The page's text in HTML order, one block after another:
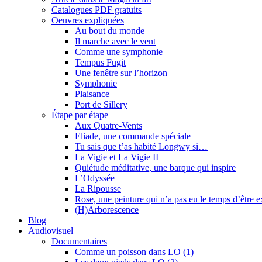
Catalogues PDF gratuits
Oeuvres expliquées
Au bout du monde
Il marche avec le vent
Comme une symphonie
Tempus Fugit
Une fenêtre sur l’horizon
Symphonie
Plaisance
Port de Sillery
Étape par étape
Aux Quatre-Vents
Eliade, une commande spéciale
Tu sais que t’as habité Longwy si…
La Vigie et La Vigie II
Quiétude méditative, une barque qui inspire
L’Odyssée
La Ripousse
Rose, une peinture qui n’a pas eu le temps d’être
(H)Arborescence
Blog
Audiovisuel
Documentaires
Comme un poisson dans LO (1)